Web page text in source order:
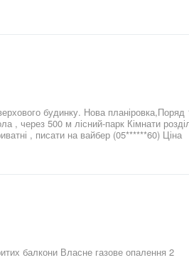
будинку. Нова планіровка,Поряд
лісний-парк Кімнати роздільні,